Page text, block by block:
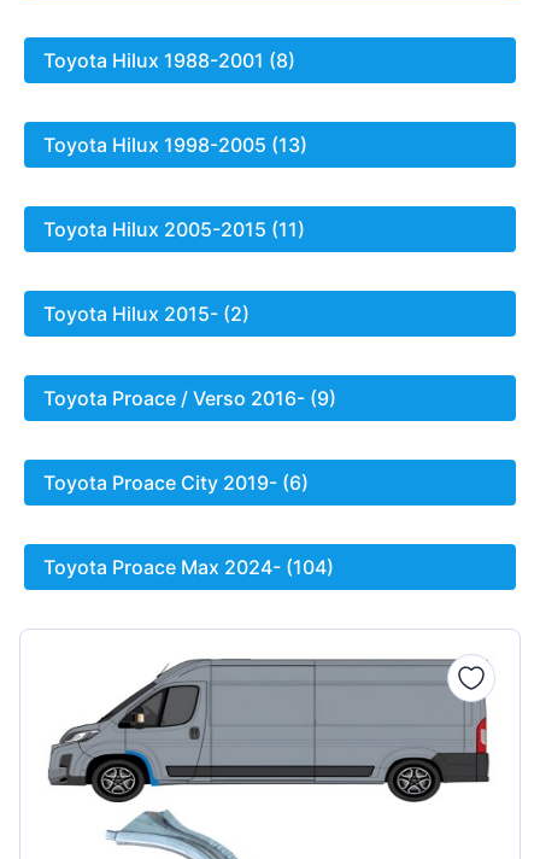
Toyota Hilux 1988-2001 (8)
Toyota Hilux 1998-2005 (13)
Toyota Hilux 2005-2015 (11)
Toyota Hilux 2015- (2)
Toyota Proace / Verso 2016- (9)
Toyota Proace City 2019- (6)
Toyota Proace Max 2024- (104)